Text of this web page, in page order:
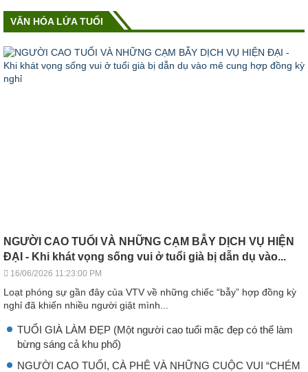
VĂN HÓA LỨA TUỔI
NGƯỜI CAO TUỔI VÀ NHỮNG CẠM BẪY DỊCH VỤ HIỆN
ĐẠI - Khi khát vọng sống vui ở tuổi già bị dẫn dụ vào...
16/06/2026 11:23:00 PM
Loạt phóng sự gần đây của VTV về những chiếc “bẫy” hợp đồng kỳ
nghỉ đã khiến nhiều người giật mình...
TUỔI GIÀ LÀM ĐẸP (Một người cao tuổi mặc đẹp có thể làm
bừng sáng cả khu phố)
NGƯỜI CAO TUỔI, CÀ PHÊ VÀ NHỮNG CUỘC VUI “CHÉM